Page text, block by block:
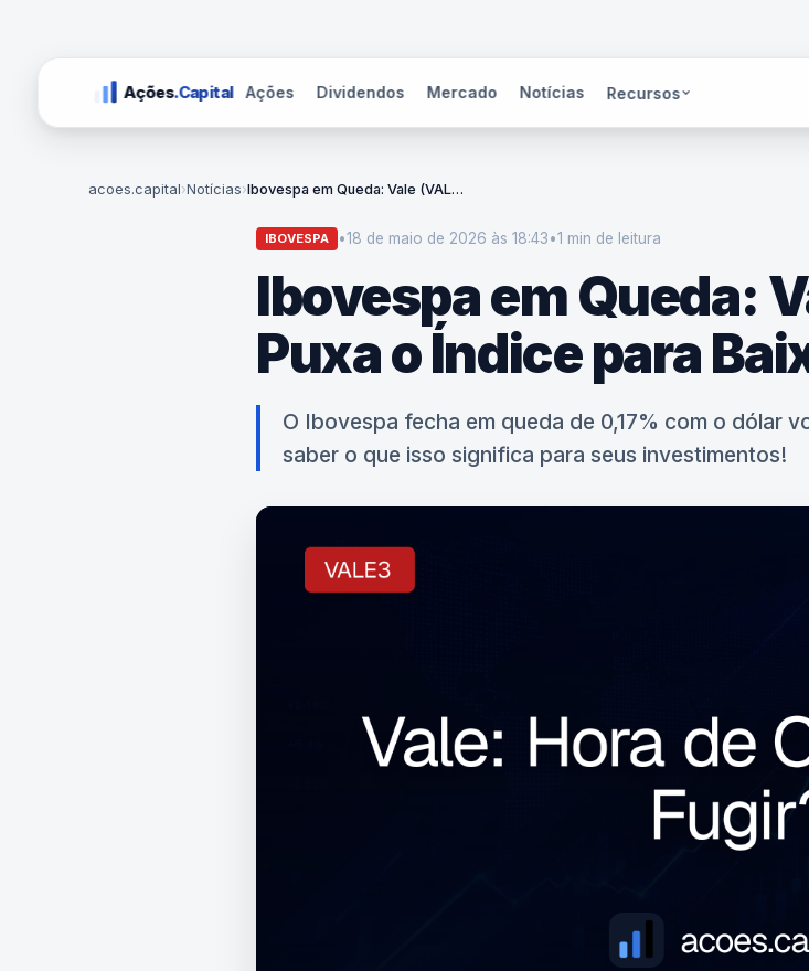
Ações.Capital Ações Dividendos Mercado Notícias Recursos
acoes.capital›Notícias› Ibovespa em Queda: Vale (VALE3) Puxa o Índice para Baixo
IBOVESPA •18 de maio de 2026 às 18:43•1 min de leitura
Ibovespa em Queda:
Puxa o Índice para
O Ibovespa fecha em queda de 0,17% com o dólar
saber o que isso significa para seus investimentos!